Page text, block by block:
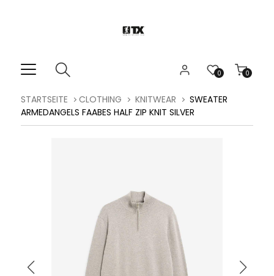
0
0
STARTSEITE CLOTHING KNITWEAR
SWEATER
ARMEDANGELS FAABES HALF ZIP KNIT SILVER